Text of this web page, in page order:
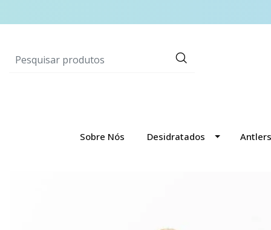
Sobre Nós Desidratados